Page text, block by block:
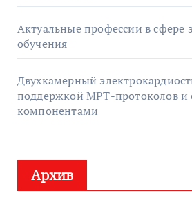
Актуальные профессии в сфере
обучения
Двухкамерный
поддержкой МРТ-протоколов
компонентами
Архив